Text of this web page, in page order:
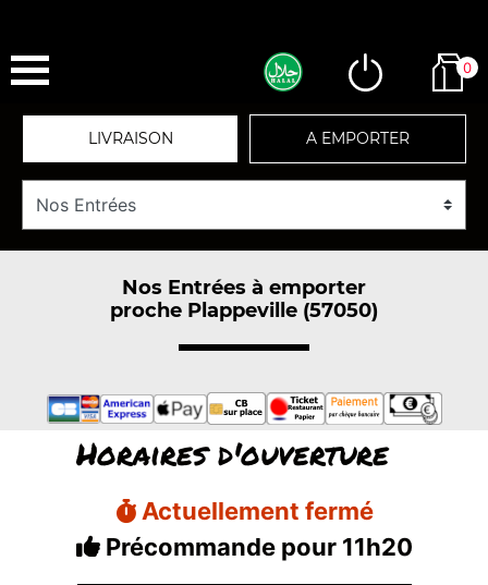
0
LIVRAISON A EMPORTER
Nos Entrées à emporter
proche Plappeville (57050)
Horaires d'ouverture
Actuellement fermé
Précommande pour 11h20